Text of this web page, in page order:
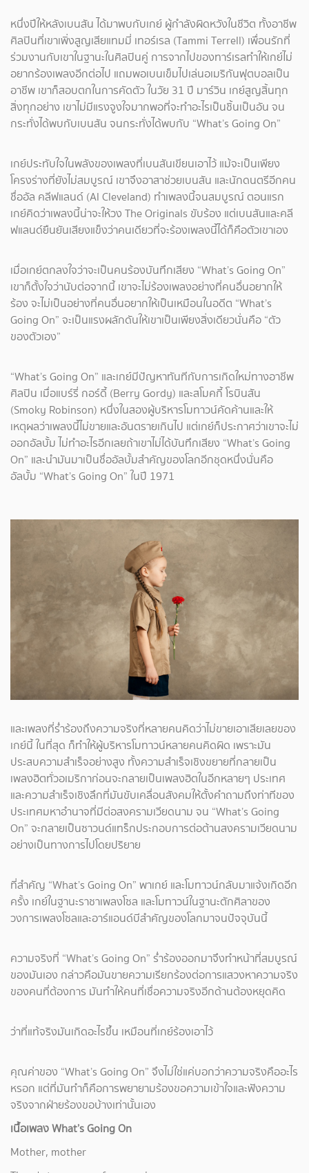
​หนึ่งปีให้หลังเบนสัน ได้มาพบกับเกย์ ผู้กำลังผิดหวังในชีวิต ทั้งอาชีพ
ศิลปินที่เขาเพิ่งสูญเสียแทมมี่ เทอร์เรล (Tammi Terrell) เพื่อนรักที่
ร่วมงานกับเขาในฐานะในศิลปินคู่ การจากไปของทาร์เรลทำให้เกย์ไม่
อยากร้องเพลงอีกต่อไป แถมพอเบนเข็มไปเล่นอเมริกันฟุตบอลเป็น
อาชีพ เขาก็สอบตกในการคัดตัว ในวัย 31 ปี มาร์วิน เกย์สูญสิ้นทุก
สิ่งทุกอย่าง เขาไม่มีแรงจูงใจมากพอที่จะทำอะไรเป็นชิ้นเป็นอัน จน
กระทั่งได้พบกับเบนสัน จนกระทั่งได้พบกับ “What’s Going On”
​เกย์ประทับใจในพลังของเพลงที่เบนสันเขียนเอาไว้ แม้จะเป็นเพียง
โครงร่างที่ยังไม่สมบูรณ์ เขาจึงอาสาช่วยเบนสัน และนักดนตรีอีกคน
ชื่ออัล คลีฟแลนด์ (Al Cleveland) ทำเพลงนี้จนสมบูรณ์ ตอนแรก
เกย์คิดว่าเพลงนี้น่าจะให้วง The Originals ขับร้อง แต่เบนสันและคลี
ฟแลนด์ยืนยันเสียงแข็งว่าคนเดียวที่จะร้องเพลงนี้ได้ก็คือตัวเขาเอง
​เมื่อเกย์ตกลงใจว่าจะเป็นคนร้องบันทึกเสียง “What’s Going On”
เขาก็ตั้งใจว่านับต่อจากนี้ เขาจะไม่ร้องเพลงอย่างที่คนอื่นอยากให้
ร้อง จะไม่เป็นอย่างที่คนอื่นอยากให้เป็นเหมือนในอดีต “What’s
Going On” จะเป็นแรงผลักดันให้เขาเป็นเพียงสิ่งเดียวนั่นคือ “ตัว
ของตัวเอง”
​“What’s Going On” และเกย์มีปัญหาทันทีกับการเกิดใหม่ทางอาชีพ
ศิลปิน เมื่อแบร์รี่ กอร์ดี้ (Berry Gordy) และสโมคกี้ โรบินสัน
(Smoky Robinson) หนึ่งในสองผู้บริหารโมทาวน์คัดค้านและให้
เหตุผลว่าเพลงนี้ไม่ขายและอันตรายเกินไป แต่เกย์ก็ประกาศว่าเขาจะไม่
ออกอัลบั้ม ไม่ทำอะไรอีกเลยถ้าเขาไม่ได้บันทึกเสียง “What’s Going
On” และนำมันมาเป็นชื่ออัลบั้มสำคัญของโลกอีกชุดหนึ่งนั่นคือ
อัลบั้ม “What’s Going On” ในปี 1971
และเพลงที่ร่ำร้องถึงความจริงที่หลายคนคิดว่าไม่ขายเอาเสียเลยของ
เกย์นี้ ในที่สุด ก็ทำให้ผู้บริหารโมทาวน์หลายคนคิดผิด เพราะมัน
ประสบความสำเร็จอย่างสูง ทั้งความสำเร็จเชิงขยายที่กลายเป็น
เพลงฮิตทั่วอเมริกาก่อนจะกลายเป็นเพลงฮิตในอีกหลายๆ ประเทศ
และความสำเร็จเชิงลึกที่มันขับเคลื่อนสังคมให้ตั้งคำถามถึงท่าทีของ
ประเทศมหาอำนาจที่มีต่อสงครามเวียดนาม จน “What’s Going
On” จะกลายเป็นซาวนด์แทร็กประกอบการต่อต้านสงครามเวียดนาม
อย่างเป็นทางการไปโดยปริยาย
ที่สำคัญ “What’s Going On” พาเกย์ และโมทาวน์กลับมาแจ้งเกิดอีก
ครั้ง เกย์ในฐานะราชาเพลงโซล และโมทาวน์ในฐานะตักศิลาของ
วงการเพลงโซลและอาร์แอนด์บีสำคัญของโลกมาจนปัจจุบันนี้
ความจริงที่ “What’s Going On” ร่ำร้องออกมาจึงทำหน้าที่สมบูรณ์
ของมันเอง กล่าวคือมันขายความเรียกร้องต่อการแสวงหาความจริง
ของคนที่ต้องการ มันทำให้คนที่เชื่อความจริงอีกด้านต้องหยุดคิด
ว่าที่แท้จริงมันเกิดอะไรขึ้น เหมือนที่เกย์ร้องเอาไว้
คุณค่าของ “What’s Going On” จึงไม่ใช่แค่บอกว่าความจริงคืออะไร
หรอก แต่ที่มันทำก็คือการพยายามร้องขอความเข้าใจและฟังความ
จริงจากฝ่ายร้องขอบ้างเท่านั้นเอง
เนื้อเพลง What’s Going On
Mother, mother